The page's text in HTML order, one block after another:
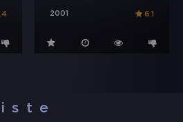
2001 6.1